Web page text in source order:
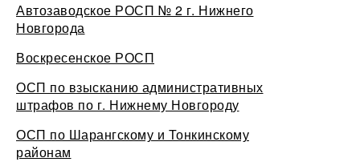
Автозаводское РОСП № 2 г. Нижнего
Новгорода
Воскресенское РОСП
ОСП по взысканию административных
штрафов по г. Нижнему Новгороду
ОСП по Шарангскому и Тонкинскому
районам